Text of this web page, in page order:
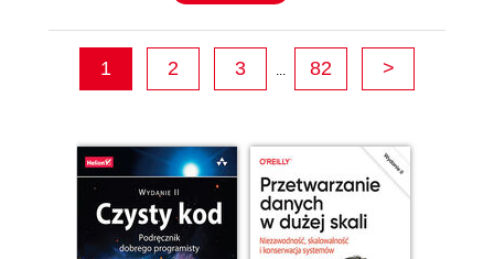
1 2 3 ... 82 >